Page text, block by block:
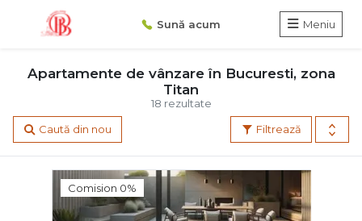
Sună acum Meniu
18 rezultate
Apartamente de vânzare în Bucuresti, zona
Titan
Filtrează
Caută din nou
Comision 0%